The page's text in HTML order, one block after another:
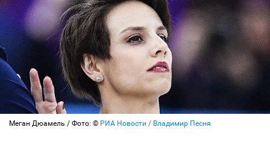
Меган Дюамель / Фото: © РИА Новости / Владимир Песня